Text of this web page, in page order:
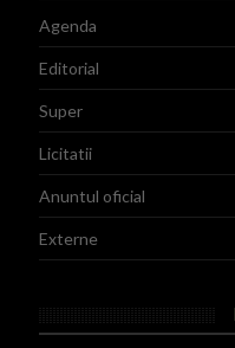
Agenda
Editorial
Super
Licitatii
Anuntul oficial
Externe